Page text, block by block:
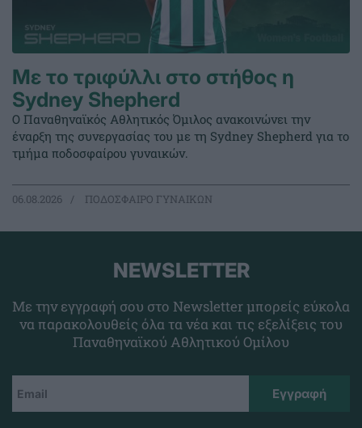
Με το τριφύλλι στο στήθος η
Sydney Shepherd
Ο Παναθηναϊκός Αθλητικός Όμιλος ανακοινώνει την
έναρξη της συνεργασίας του με τη Sydney Shepherd για το
τμήμα ποδοσφαίρου γυναικών.
06.08.2026 ΠΟΔΟΣΦΑΙΡΟ ΓΥΝΑΙΚΩΝ
NEWSLETTER
Με την εγγραφή σου στο Newsletter μπορείς εύκολα
να παρακολουθείς όλα τα νέα και τις εξελίξεις του
Παναθηναϊκού Αθλητικού Ομίλου